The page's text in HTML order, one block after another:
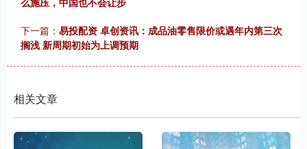
下一篇： 易投配资 卓创资讯：成品油零售限价或遇年内第三次
搁浅 新周期初始为上调预期
相关文章